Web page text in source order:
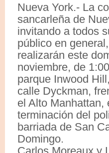
Nueva York.- La
sancarleña de
invitando a todos
público en
realizarán este
noviembre, de
parque Inwood
calle Dyckman,
el Alto Manhattan,
terminación del
barriada de San
Domingo.